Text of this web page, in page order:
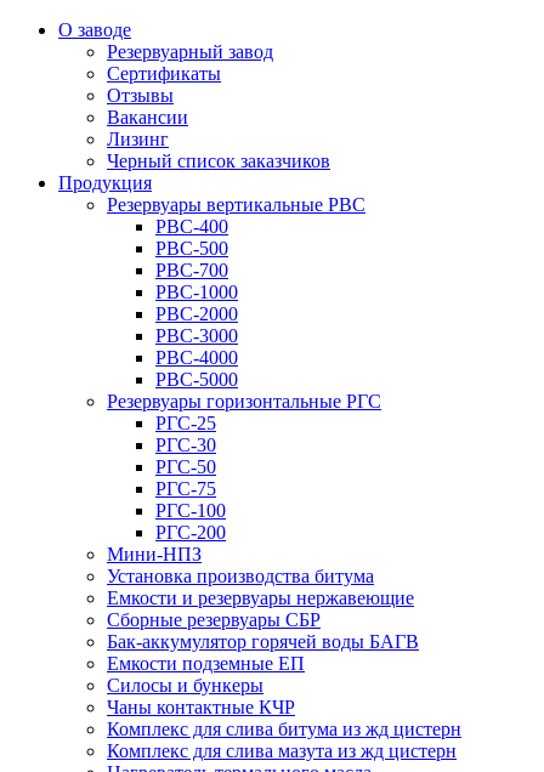
О заводе
Резервуарный завод
Сертификаты
Отзывы
Вакансии
Лизинг
Черный список заказчиков
Продукция
Резервуары вертикальные РВС
РВС-400
РВС-500
РВС-700
РВС-1000
РВС-2000
РВС-3000
РВС-4000
РВС-5000
Резервуары горизонтальные РГС
РГС-25
РГС-30
РГС-50
РГС-75
РГС-100
РГС-200
Мини-НПЗ
Установка производства битума
Емкости и резервуары нержавеющие
Сборные резервуары СБР
Бак-аккумулятор горячей воды БАГВ
Емкости подземные ЕП
Силосы и бункеры
Чаны контактные КЧР
Комплекс для слива битума из жд цистерн
Комплекс для слива мазута из жд цистерн